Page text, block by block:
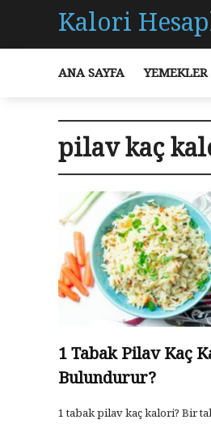
Kalori
ANA SAYFA YEMEKLER
pilav kaç
1 Tabak Pilav Kaç
Bulundurur?
1 tabak pilav kaç kalori? Bir